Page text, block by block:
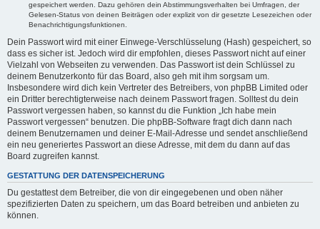
gespeichert werden. Dazu gehören dein Abstimmungsverhalten bei Umfragen, der
Gelesen-Status von deinen Beiträgen oder explizit von dir gesetzte Lesezeichen oder
Benachrichtigungsfunktionen.
Dein Passwort wird mit einer Einwege-Verschlüsselung (Hash) gespeichert, so
dass es sicher ist. Jedoch wird dir empfohlen, dieses Passwort nicht auf einer
Vielzahl von Webseiten zu verwenden. Das Passwort ist dein Schlüssel zu
deinem Benutzerkonto für das Board, also geh mit ihm sorgsam um.
Insbesondere wird dich kein Vertreter des Betreibers, von phpBB Limited oder
ein Dritter berechtigterweise nach deinem Passwort fragen. Solltest du dein
Passwort vergessen haben, so kannst du die Funktion „Ich habe mein
Passwort vergessen“ benutzen. Die phpBB-Software fragt dich dann nach
deinem Benutzernamen und deiner E-Mail-Adresse und sendet anschließend
ein neu generiertes Passwort an diese Adresse, mit dem du dann auf das
Board zugreifen kannst.
GESTATTUNG DER DATENSPEICHERUNG
Du gestattest dem Betreiber, die von dir eingegebenen und oben näher
spezifizierten Daten zu speichern, um das Board betreiben und anbieten zu
können.